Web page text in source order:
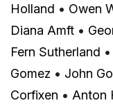
Holland • Owen
Diana Amft •
Fern Sutherland •
Gomez • John
Corfixen • Anton